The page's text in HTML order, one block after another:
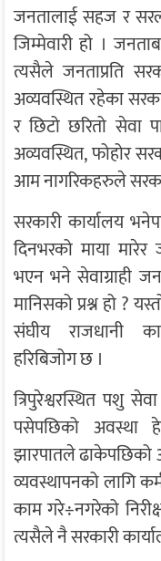
जनतालाई सहज र
जिम्मेवारी हो ।
त्यसैले जनताप्रति
अव्यवस्थित रहेका
र छिटो छरितो सेवा
अव्यवस्थित, फोहोर
आम नागरिकहरुले
सरकारी कार्यालय
दिनभरको माया
भएन भने सेवाग्राही
मानिसको प्रश्न हो ?
संघीय राजधानी
हरिबिजोग छ ।
त्रिपुरेश्वरस्थित पशु
पसेपछिको अवस्था
झारपातले ढाकेपछिको
व्यवस्थापनको लागि
काम गरे÷नगरेको
त्यसैले नै सरकारी